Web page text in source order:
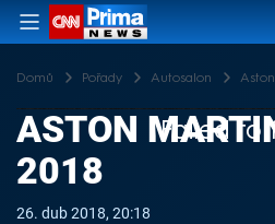
Domů Pořady Autosalon
Failed to
ASTON
2018
26. dub 2018, 20:18